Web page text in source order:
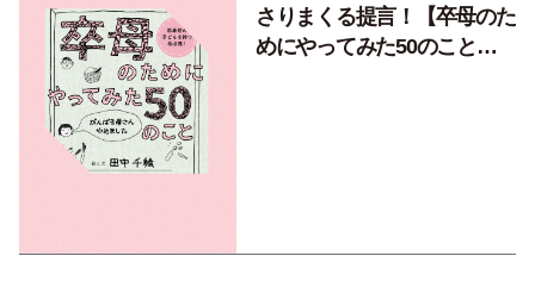
さりまくる提言！【卒母のた
めにやってみた50のこと